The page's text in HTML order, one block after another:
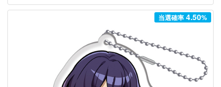
当選確率4.50%